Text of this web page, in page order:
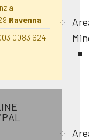
Ravenna
0083 624